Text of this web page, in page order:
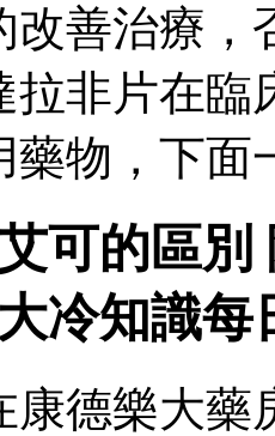
改善治療
拉非片在
藥物，下面
可的區
冷知識每
康德樂大藥